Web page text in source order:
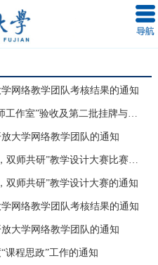
网络教学团队考核结果的通知
关于开展首批课程思政“教学名师工作室”验收及第二批挂牌与培育申请工作的通知
大学网络教学团队的通知
关于公布福建开放大学“AI赋能，双师共研”教学设计大赛比赛结果的通知
双师共研”教学设计大赛的通知
网络教学团队考核结果的通知
大学网络教学团队的通知
课程思政”工作的通知